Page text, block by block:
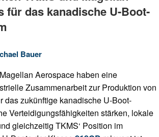
das kanadische U-Boot-
Bauer
Aerospace haben eine
Zusammenarbeit zur Produktion von
das zukünftige kanadische U-Boot-
Verteidigungsfähigkeiten stärken, lokale
gleichzeitig TKMS‘ Position im